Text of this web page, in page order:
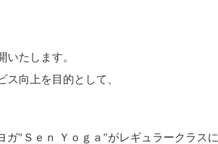
いたします。
向上を目的として、
ガ"Ｓｅｎ Ｙｏｇａ"がレギュラークラスに